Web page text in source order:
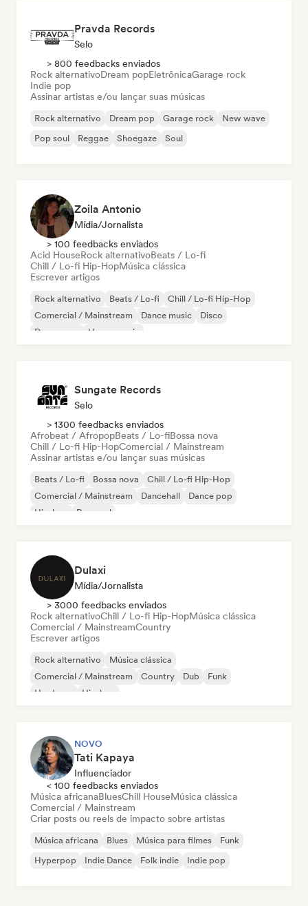
Pravda Records
Selo
> 800 feedbacks enviados
Rock alternativoDream popEletrônicaGarage rock
Indie pop
Assinar artistas e/ou lançar suas músicas
Rock alternativo Dream pop Garage rock
New wave
Pop soul
Reggae Shoegaze Soul
Zoila Antonio
Mídia/Jornalista
> 100 feedbacks enviados
Acid HouseRock alternativoBeats / Lo-fi
Chill / Lo-fi Hip-HopMúsica clássica
Escrever artigos
Rock alternativo Beats / Lo-fi
Chill / Lo-fi Hip-Hop
Comercial / Mainstream
Dance music
Disco
Dream pop
House music
Sungate Records
Selo
> 1300 feedbacks enviados
Afrobeat / AfropopBeats / Lo-fiBossa nova
Chill / Lo-fi Hip-HopComercial / Mainstream
Assinar artistas e/ou lançar suas músicas
Beats / Lo-fi Bossa nova
Chill / Lo-fi Hip-Hop
Comercial / Mainstream
Dancehall
Dance pop
Hip-hop
Pop soul
Dulaxi
Mídia/Jornalista
> 3000 feedbacks enviados
Rock alternativoChill / Lo-fi Hip-HopMúsica clássica
Comercial / MainstreamCountry
Escrever artigos
Rock alternativo
Música clássica
Comercial / Mainstream
Country Dub
Funk
Hardcore
Hip-hop
NOVO
Tati Kapaya
Influenciador
< 100 feedbacks enviados
Música africanaBluesChill HouseMúsica clássica
Comercial / Mainstream
Criar posts ou reels de impacto sobre artistas
Música africana Blues Música para filmes
Funk
Hyperpop
Indie Dance Folk indie Indie pop